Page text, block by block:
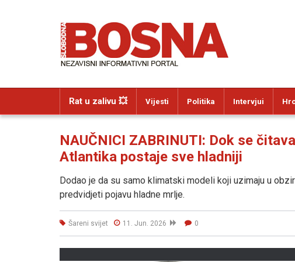
Rat u zalivu 💥 Vijesti Politika Intervjui
NAUČNICI ZABRINUTI: Dok se
Atlantika postaje sve hladniji
Dodao je da su samo klimatski modeli koji uzimaju u
predvidjeti pojavu hladne mrlje.
Šareni svijet 11. Jun. 2026 0